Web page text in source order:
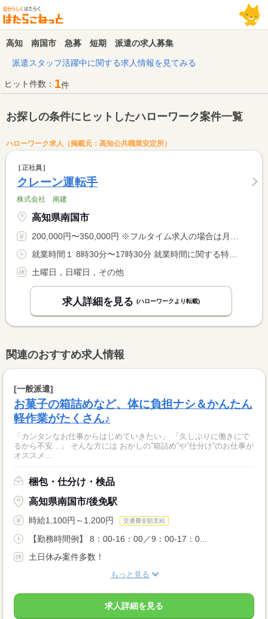
高知 南国市 急募 短期 派遣の求人募集
派遣スタッフ活躍中に関する求人情報を見てみる
ヒット件数： 1件
お探しの条件にヒットしたハローワーク案件一覧
ハローワーク求人（掲載元：高知公共職業安定所）
正社員
クレーン運転手
株式会社 南建
高知県南国市
200,000円〜350,000円 ※フルタイム求人の場合は月額（換算額）、パート求人の場合は時間額を表示しています。
土曜日，日曜日，その他
求人詳細を見る (ハローワークより転載)
関連のおすすめ求人情報
[一般派遣]
お菓子の箱詰めなど、体に負担ナシ＆かんたん
軽作業がたくさん♪
「カンタンなお仕事からはじめていきたい」 「久しぶりに働きにで
るから不安…」 そんな方には おかしの”箱詰め”や”仕分け”のお仕事が
オススメ...
梱包・仕分け・検品
高知県南国市/後免駅
時給1,100円～1,200円 交通費全額支給
【勤務時間例】 8：00-16：00／9：00-17：0...
土日休み案件多数！
もっと見る
求人詳細を見る